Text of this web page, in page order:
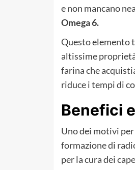
e non mancano
Omega 6.
Questo elemento
altissime
farina che
riduce i tempi di
Benefici
Uno dei motivi
formazione di
per la cura dei